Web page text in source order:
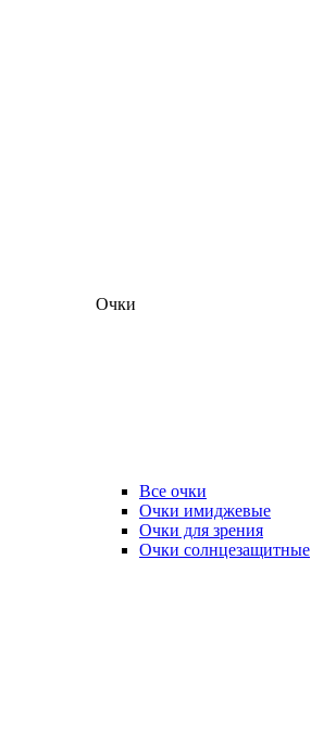
Очки
Все очки
Очки имиджевые
Очки для зрения
Очки солнцезащитные